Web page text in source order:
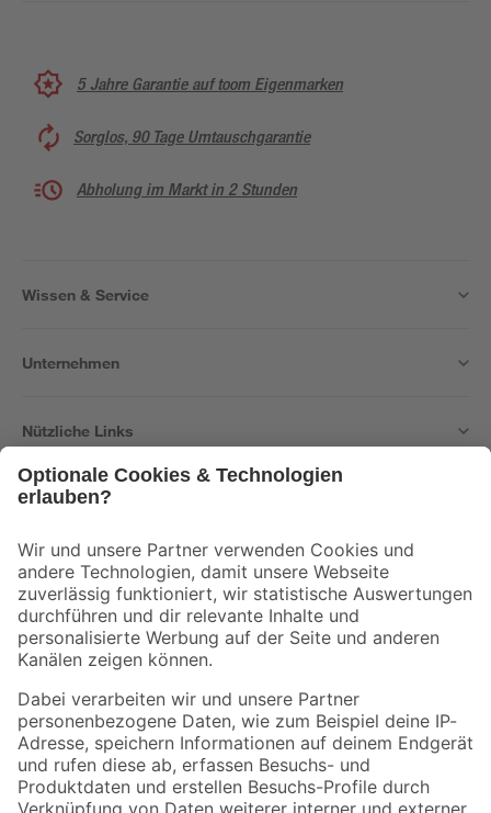
5 Jahre Garantie auf toom Eigenmarken
Sorglos, 90 Tage Umtauschgarantie
Abholung im Markt in 2 Stunden
Wissen & Service
Unternehmen
Nützliche Links
Der toom Newsletter: Keine Angebote und Aktionen mehr verpassen!
Zur Newsletter Anmeldung
Folge uns
Zahlungsarten Versandarten